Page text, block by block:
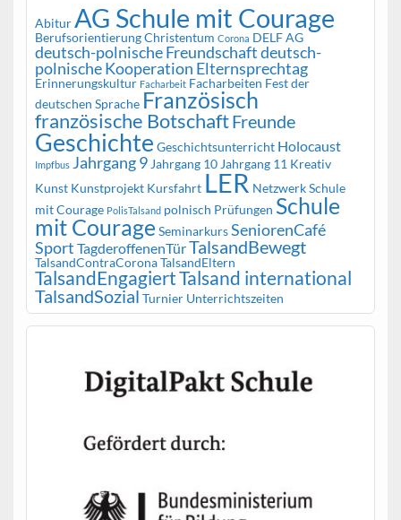
Abitur AG Schule mit Courage
BerufsorientierungChristentum Corona DELF AG
deutsch-polnische Freundschaftdeutsch-
polnische Kooperation Elternsprechtag
Erinnerungskultur Facharbeit Facharbeiten Fest der
deutschen Sprache Französisch
französische BotschaftFreunde
Geschichte Geschichtsunterricht Holocaust
Impfbus Jahrgang 9 Jahrgang 10 Jahrgang 11 Kreativ
Kunst Kunstprojekt Kursfahrt LER Netzwerk Schule
mit Courage PolisTalsand polnisch Prüfungen Schule
mit Courage SeminarkursSeniorenCafé
Sport TagderoffenenTürTalsandBewegt
TalsandContraCoronaTalsandEltern
TalsandEngagiertTalsand international
TalsandSozial Turnier Unterrichtszeiten